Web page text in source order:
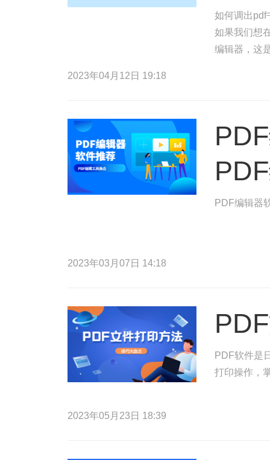
如何调出pdf
如果我们想
编辑器，这
2023年04月12日 19:18
PDF编辑器
2023年03月07日 14:18
PDF软件是
打印操作，
2023年05月23日 18:39